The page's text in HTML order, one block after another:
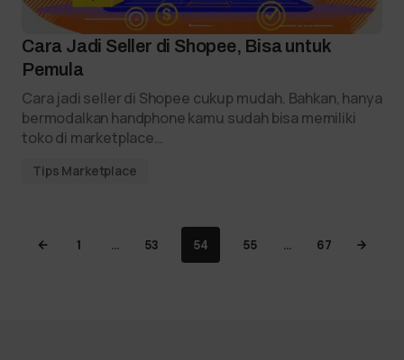
Cara Jadi Seller di Shopee, Bisa untuk
Pemula
Cara jadi seller di Shopee cukup mudah. Bahkan, hanya
bermodalkan handphone kamu sudah bisa memiliki
toko di marketplace…
Tips Marketplace
1 … 53 54 55 … 67